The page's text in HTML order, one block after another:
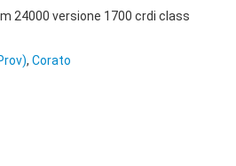
24000 versione 1700 crdi class
, Corato